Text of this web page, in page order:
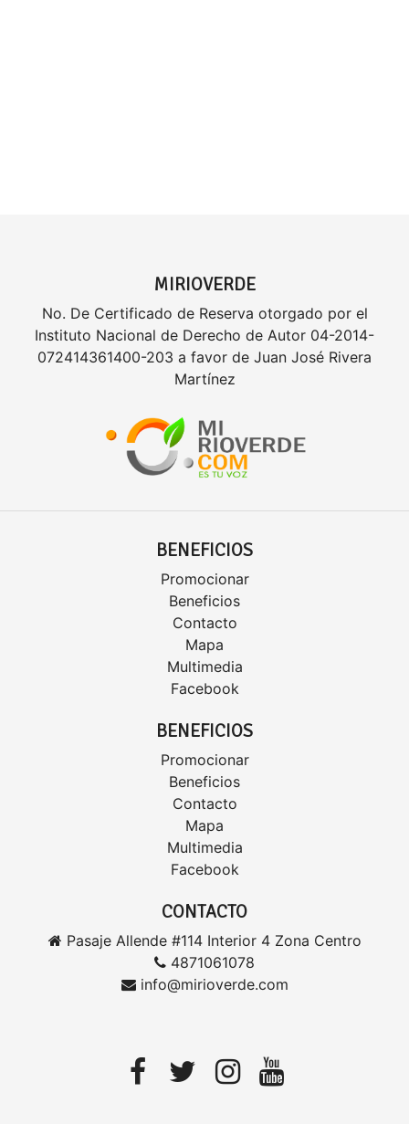
MIRIOVERDE
No. De Certificado de Reserva otorgado por el
Instituto Nacional de Derecho de Autor 04-2014-
072414361400-203 a favor de Juan José Rivera
Martínez
BENEFICIOS
Promocionar
Beneficios
Contacto
Mapa
Multimedia
Facebook
BENEFICIOS
Promocionar
Beneficios
Contacto
Mapa
Multimedia
Facebook
CONTACTO
Pasaje Allende #114 Interior 4 Zona Centro
4871061078
info@mirioverde.com